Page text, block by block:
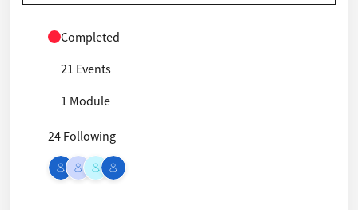
Completed
21 Events
1 Module
24 Following